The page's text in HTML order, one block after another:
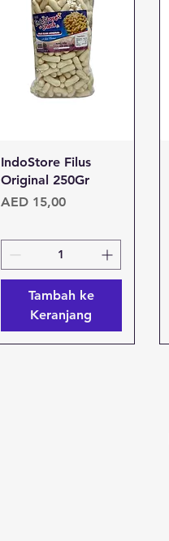
Tampilan Cepat
IndoStore Filus
Original 250Gr
Harga
AED 15,00
Tambah ke
Keranjang